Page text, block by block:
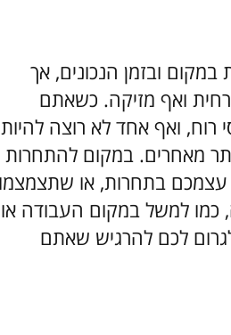
ובזמן הנכונים, אך
ואף מזיקה. כשאתם
ואף אחד לא רוצה להיות
מאחרים. במקום להתחרות
עצמכם בתחרות, או שתצמצמו
כמו למשל במקום העבודה או
לכם להרגיש שאתם